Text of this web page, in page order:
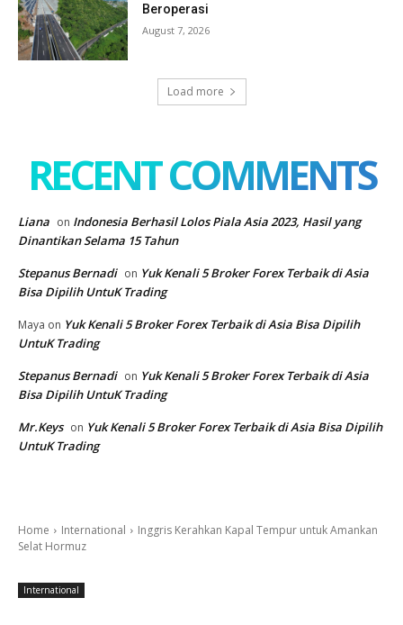
Beroperasi
August 7, 2026
Load more
RECENT COMMENTS
Liana on Indonesia Berhasil Lolos Piala Asia 2023, Hasil yang
Dinantikan Selama 15 Tahun
Stepanus Bernadi on Yuk Kenali 5 Broker Forex Terbaik di Asia
Bisa Dipilih UntuK Trading
Maya on Yuk Kenali 5 Broker Forex Terbaik di Asia Bisa Dipilih
UntuK Trading
Stepanus Bernadi on Yuk Kenali 5 Broker Forex Terbaik di Asia
Bisa Dipilih UntuK Trading
Mr.Keys on Yuk Kenali 5 Broker Forex Terbaik di Asia Bisa Dipilih
UntuK Trading